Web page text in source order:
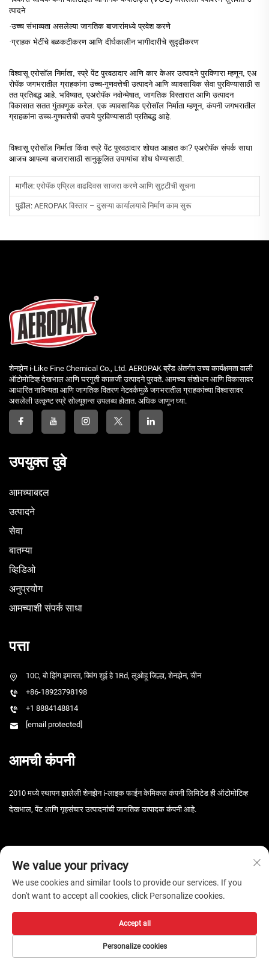
त्पादने
·उच्च संभाव्यता असलेल्या जागतिक बाजारांमध्ये प्रवेश करणे
·ग्राहक भेटींचे बळकटीकरण आणि दीर्घकालीन भागीदारीचे सुदृढीकरण
विश्वासू एरोसॉल निर्माता, स्प्रे पेंट पुरवठादार आणि कार केअर उत्पादने पुरविणारा म्हणून, एअ
रोपॅक जगभरातील ग्राहकांना उच्च-गुणवत्तेची उत्पादने आणि व्यावसायिक सेवा पुरविण्यासाठी स
तत प्रतिबद्ध आहे. भविष्यात, एअरोपॅक नवोन्मेषात, जागतिक विस्तारात आणि उत्पादन
विकासात सतत गुंतवणूक करेल. एक व्यावसायिक एरोसॉल निर्माता म्हणून, कंपनी जगभरातील
ग्राहकांना उच्च-गुणवत्तेची उपाये पुरविण्यासाठी प्रतिबद्ध आहे.
विश्वासू एरोसॉल निर्माता किंवा स्प्रे पेंट पुरवठादार शोधत आहात का?एअरोपॅक संपर्क साधा
आजच आपल्या बाजारासाठी सानुकूलित उपायांचा शोध घेण्यासाठी.
मागील: एरोपॅक एप्रिल वाढदिवस साजरा करणे आणि सुट्टीची सूचना
पुढील: AEROPAK विस्तार – दुसऱ्या कार्यालयाचे निर्माण काम सुरू
शेनझेन i-Like Fine Chemical Co., Ltd. AEROPAK ब्रँड अंतर्गत उच्च कार्यक्षमता वाली
ऑटोमोटिव्ह देखभाल आणि घरगुती काळजी उत्पादने पुरवते. आमच्या संशोधन आणि विकासावर
आधारित नाविन्यता आणि जागतिक वितरण नेटवर्कमुळे जगभरातील ग्राहकांच्या विश्वासावर
असलेली उत्कृष्ट स्प्रे सोल्यूशन्स उपलब्ध होतात. अधिक जाणून घ्या.
उपयुक्त दुवे
आमच्याबद्दल
उत्पादने
सेवा
बातम्या
व्हिडिओ
अनुप्रयोग
आमच्याशी संपर्क साधा
पत्ता
10C, बो झिंग इमारत, क्विंग शुई हे 1Rd, लुओहू जिल्हा, शेनझेन, चीन
+86-18923798198
+1 8884148814
[email protected]
आमची कंपनी
2010 मध्ये स्थापन झालेली शेनझेन i-लाइक फाईन केमिकल कंपनी लिमिटेड ही ऑटोमोटिव्ह
देखभाल, पेंट आणि गृहसंचार उत्पादनांची जागतिक उत्पादक कंपनी आहे.
कॉपीराइट © 2026 शेनझेन आय-लाइक फाइन केमिकल कंपनी, लि. सर्व हक्क राखीव. -
We value your privacy
We use cookies and similar tools to provide our services. If you
don't want to accept all cookies, click Personalize cookies.
Personalize cookies
Accept all